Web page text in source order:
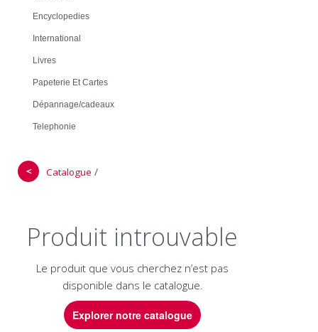
Encyclopedies
International
Livres
Papeterie Et Cartes
Dépannage/cadeaux
Telephonie
＜ Catalogue /
Produit introuvable
Le produit que vous cherchez n’est pas
disponible dans le catalogue.
Explorer notre catalogue